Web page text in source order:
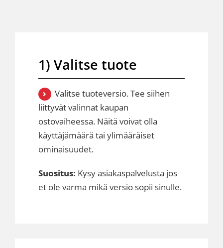
1) Valitse tuote
Valitse tuoteversio. Tee siihen
liittyvät valinnat kaupan
ostovaiheessa. Näitä voivat olla
käyttäjämäärä tai ylimääräiset
ominaisuudet.
Suositus: Kysy asiakaspalvelusta jos
et ole varma mikä versio sopii sinulle.